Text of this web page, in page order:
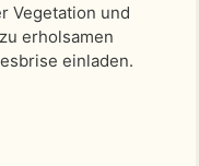
Vegetation und
erholsamen
einladen.